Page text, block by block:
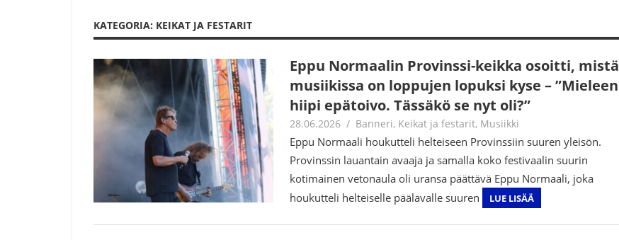
KATEGORIA: KEIKAT JA FESTARIT
Eppu Normaalin Provinssi-keikka osoitti, mistä
musiikissa on loppujen lopuksi kyse – ”Mieleen
hiipi epätoivo. Tässäkö se nyt oli?”
28.06.2026 Jouni Hirn
Banneri, Keikat ja festarit, Musiikki
Eppu Normaali houkutteli helteiseen Provinssiin suuren yleisön.
Provinssin lauantain avaaja ja samalla koko festivaalin suurin
kotimainen vetonaula oli uransa päättävä Eppu Normaali, joka
houkutteli helteiselle päälavalle suuren
LUE LISÄÄ